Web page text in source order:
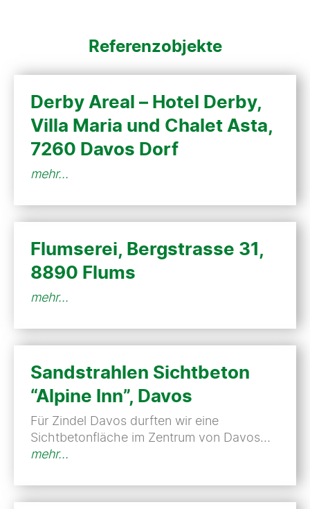
Referenzobjekte
Derby Areal – Hotel Derby,
Villa Maria und Chalet Asta,
7260 Davos Dorf
mehr...
Flumserei, Bergstrasse 31,
8890 Flums
mehr...
Sandstrahlen Sichtbeton
“Alpine Inn”, Davos
Für Zindel Davos durften wir eine
Sichtbetonfläche im Zentrum von Davos…
mehr...